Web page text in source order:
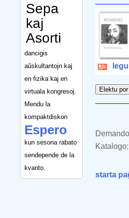
Sepa
kaj
Asorti
dancigis
aŭskultantojn kaj
en fizika kaj en
virtuala kongresoj.
Mendu la
kompaktdiskon
Espero
kun sesona rabato
sendepende de la
kvanto.
Katalogo:
starta